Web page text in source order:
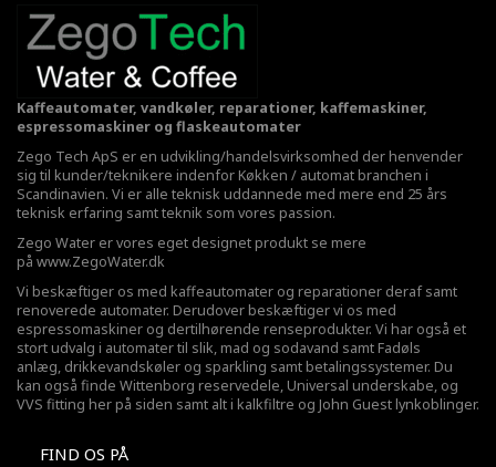
Kaffeautomater, vandkøler, reparationer, kaffemaskiner,
espressomaskiner og flaskeautomater
Zego Tech ApS er en udvikling/handelsvirksomhed der henvender
sig til kunder/teknikere indenfor Køkken / automat branchen i
Scandinavien. Vi er alle teknisk uddannede med mere end 25 års
teknisk erfaring samt teknik som vores passion.
Zego Water er vores eget designet produkt se mere
på www.ZegoWater.dk
Vi beskæftiger os med kaffeautomater og reparationer deraf samt
renoverede automater. Derudover beskæftiger vi os med
espressomaskiner og dertilhørende renseprodukter. Vi har også et
stort udvalg i automater til slik, mad og sodavand samt Fadøls
anlæg, drikkevandskøler og sparkling samt betalingssystemer. Du
kan også finde Wittenborg reservedele, Universal underskabe, og
VVS fitting her på siden samt alt i kalkfiltre og John Guest lynkoblinger.
FIND OS PÅ